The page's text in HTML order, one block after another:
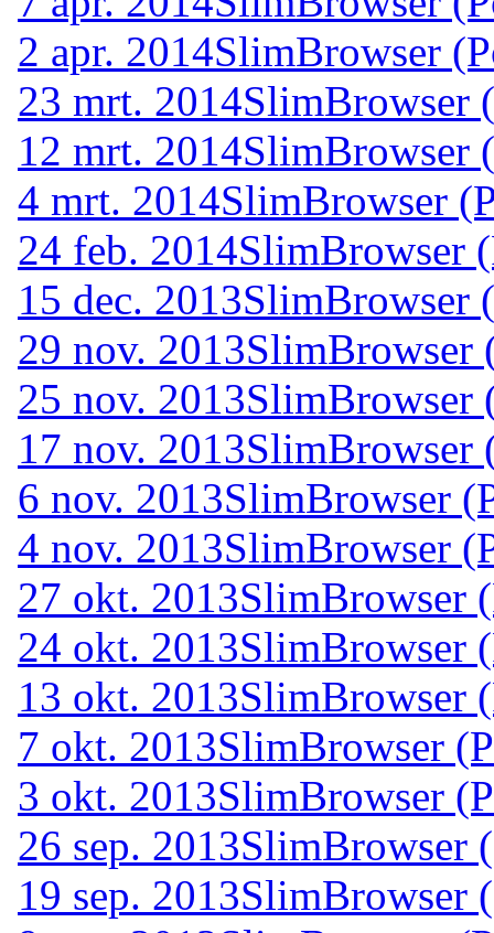
2 apr. 2014SlimBrowser
23 mrt. 2014SlimBrowser
12 mrt. 2014SlimBrowser
4 mrt. 2014SlimBrowser
24 feb. 2014SlimBrowser
15 dec. 2013SlimBrowser
29 nov. 2013SlimBrowser
25 nov. 2013SlimBrowser
17 nov. 2013SlimBrowser
6 nov. 2013SlimBrowser
4 nov. 2013SlimBrowser
27 okt. 2013SlimBrowser
24 okt. 2013SlimBrowser
13 okt. 2013SlimBrowser
7 okt. 2013SlimBrowser
3 okt. 2013SlimBrowser
26 sep. 2013SlimBrowser
19 sep. 2013SlimBrowser